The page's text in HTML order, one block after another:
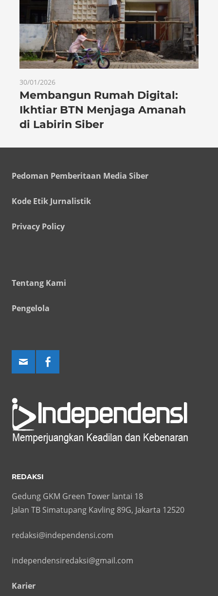
30/01/2026
Membangun Rumah Digital:
Ikhtiar BTN Menjaga Amanah
di Labirin Siber
Pedoman Pemberitaan Media Siber
Kode Etik Jurnalistik
Privacy Policy
Tentang Kami
Pengelola
REDAKSI
Gedung GKM Green Tower lantai 18
Jalan TB Simatupang Kavling 89G, Jakarta 12520
redaksi@independensi.com
independensiredaksi@gmail.com
Karier